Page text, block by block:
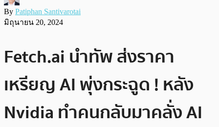
By Patiphan Santivarotai
มิถุนายน 20, 2024
Fetch.ai นำทัพ ส่งราคา
เหรียญ AI พุ่งกระฉูด ! หลัง
Nvidia ทำคนกลับมาคลั่ง AI